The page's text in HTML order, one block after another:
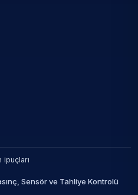
ipuçları
Sensör ve Tahliye Kontrolü